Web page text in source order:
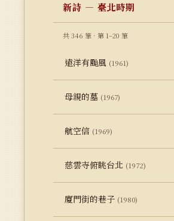
新詩 — 臺北時期
共 346 筆 · 第 1–20 筆
遠洋有颱風 (1961)
母親的墓 (1967)
航空信 (1969)
慈雲寺俯眺台北 (1972)
廈門街的巷子 (1980)